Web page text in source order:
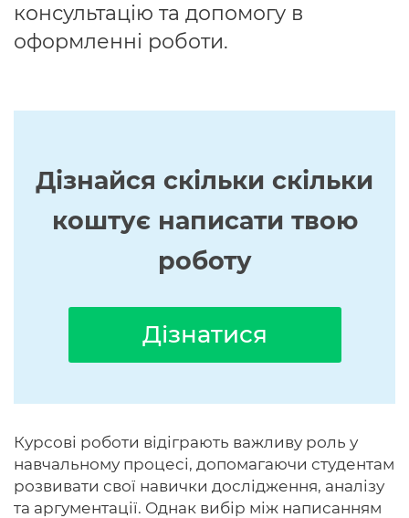
консультацію та допомогу в
оформленні роботи.
Дізнайся скільки скільки
коштує написати твою
роботу
Дізнатися
Курсові роботи відіграють важливу роль у
навчальному процесі, допомагаючи студентам
розвивати свої навички дослідження, аналізу
та аргументації. Однак вибір між написанням